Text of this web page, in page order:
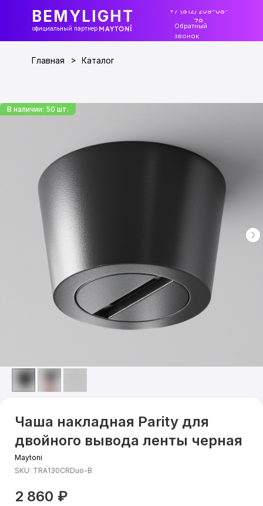
официальный партнер
BEMYLIGHT
+7 (812) 209-08-
78
Обратный
звонок
Каталог
Главная >
Чаша накладная Parity для
двойного вывода ленты черная
Maytoni
SKU: TRA130CRDuo-B
2 860 ₽